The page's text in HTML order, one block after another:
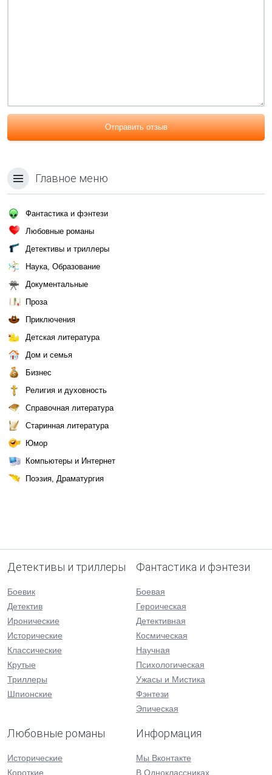
Отправить отзыв
Главное меню
Фантастика и фэнтези
Любовные романы
Детективы и триллеры
Наука, Образование
Документальные
Проза
Приключения
Детская литература
Дом и семья
Бизнес
Религия и духовность
Справочная литература
Старинная литература
Юмор
Компьютеры и Интернет
Поэзия, Драматургия
Детективы и триллеры
Боевик
Детектив
Иронические
Исторические
Классические
Крутые
Триллеры
Шпионские
Фантастика и фэнтези
Боевая
Героическая
Детективная
Космическая
Научная
Психологическая
Ужасы и Мистика
Фэнтези
Эпическая
Любовные романы
Исторические
Короткие
Информация
Мы Вконтакте
В Одноклассниках